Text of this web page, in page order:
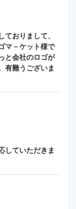
おりまして、
マ－ケット様で
と会社のロゴが
有難うございま
していただきま